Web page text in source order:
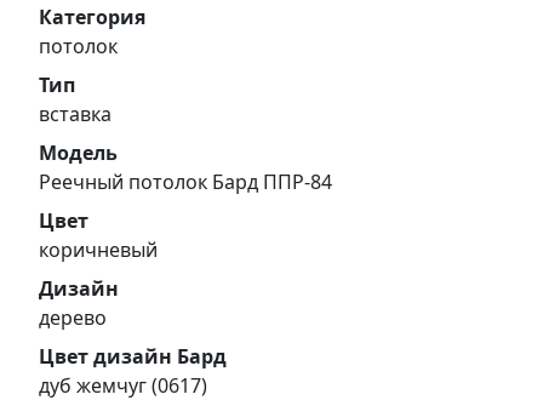
Категория
потолок
Тип
вставка
Модель
Реечный потолок Бард ППР-84
Цвет
коричневый
Дизайн
дерево
Цвет дизайн Бард
дуб жемчуг (0617)